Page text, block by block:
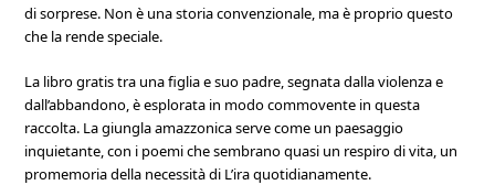
di sorprese. Non è una storia convenzionale, ma è proprio questo
che la rende speciale.
La libro gratis tra una figlia e suo padre, segnata dalla violenza e
dall’abbandono, è esplorata in modo commovente in questa
raccolta. La giungla amazzonica serve come un paesaggio
inquietante, con i poemi che sembrano quasi un respiro di vita, un
promemoria della necessità di L’ira quotidianamente.